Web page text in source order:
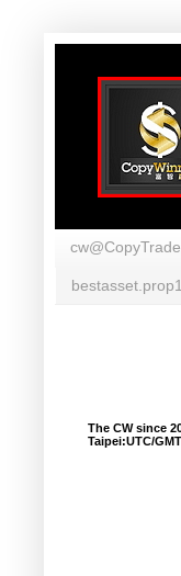
The CW since
Taipei:UTC/